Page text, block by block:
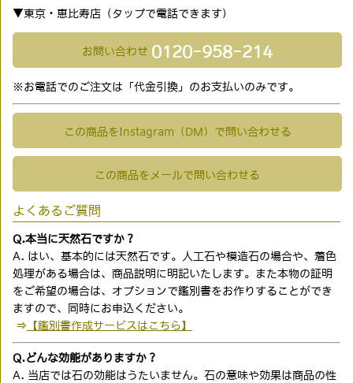
▼東京・恵比寿店（タップで電話できます)
お問い合わせ 0120-958-214
※お電話でのご注文は「代金引換」のお支払いのみです。
この商品をInstagram（DM）で問い合わせる
この商品をメールで問い合わせる
よくあるご質問
Q.本当に天然石ですか？
A. はい、基本的には天然石です。人工石や模造石の場合や、着色
処理がある場合は、商品説明に明記いたします。また本物の証明
をご希望の場合は、オプションで鑑別書をお作りすることができ
ますので、同時にお申込ください。
⇒ 【鑑別書作成サービスはこちら】
Q.どんな効能がありますか？
A. 当店では石の効能はうたいません。石の意味や効果は商品の性